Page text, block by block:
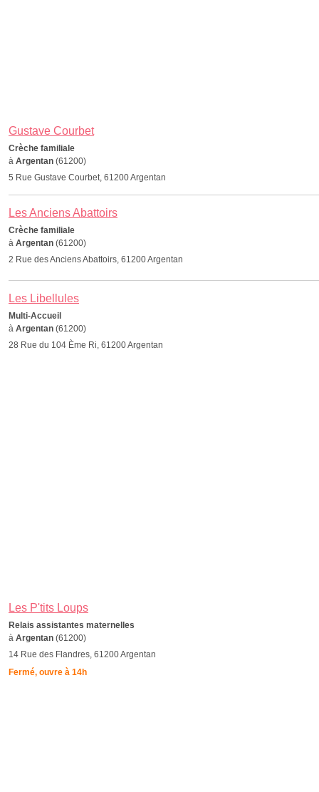
Gustave Courbet
Crèche familiale
à Argentan (61200)
5 Rue Gustave Courbet, 61200 Argentan
Les Anciens Abattoirs
Crèche familiale
à Argentan (61200)
2 Rue des Anciens Abattoirs, 61200 Argentan
Les Libellules
Multi-Accueil
à Argentan (61200)
28 Rue du 104 Ème Ri, 61200 Argentan
Les P'tits Loups
Relais assistantes maternelles
à Argentan (61200)
14 Rue des Flandres, 61200 Argentan
Fermé, ouvre à 14h